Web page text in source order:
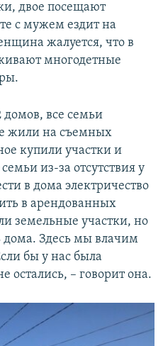
двое посещают
с мужем ездит на
жалуется, что в
многодетные
домов, все семьи
жили на съемных
купили участки и
из-за отсутствия у
в дома электричество
в арендованных
земельные участки, но
дома. Здесь мы влачим
бы у нас была
остались, – говорит она.